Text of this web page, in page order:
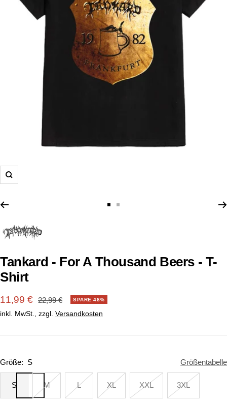
Zoom
Tankard - For A Thousand Beers - T-
Shirt
Angebotspreis
11,99 € Regulärer
Preis
22,99 € SPARE 48%
inkl. MwSt., zzgl. Versandkosten
Größe: S Größentabelle
S M L XL XXL 3XL